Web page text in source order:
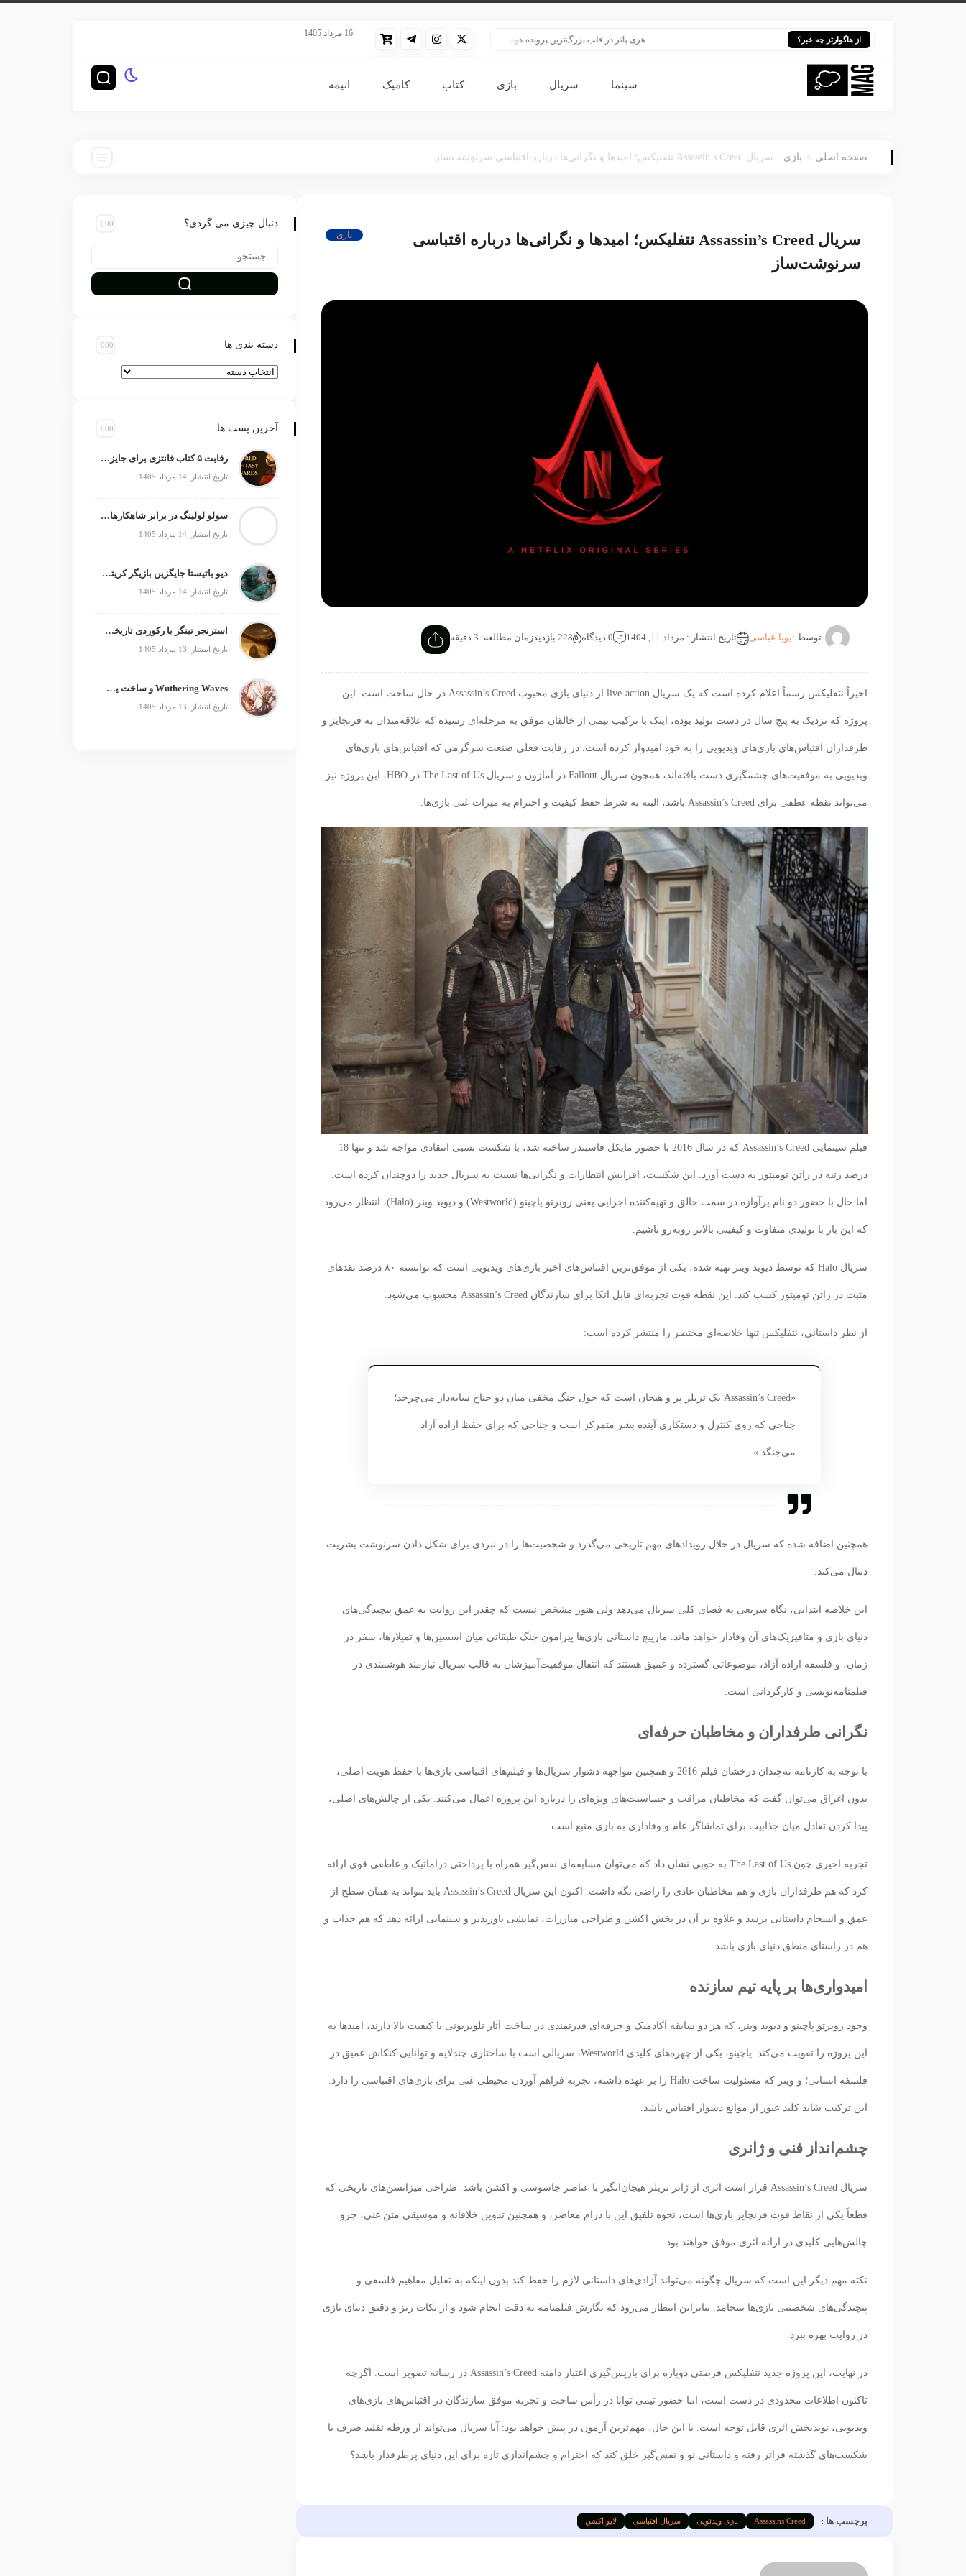
از هاگوارتز چه خبر؟ هری پاتر در قلب بزرگ‌ترین پرونده هوش مصنوعی HBO سنت قدیمی خود را برای پخش سریال هری پاتر تغییر داد
16 مرداد 1405
سینما سریال بازی کتاب کامیک انیمه
صفحه اصلی > بازی : سریال Assassin’s Creed نتفلیکس؛ امیدها و نگرانی‌ها درباره اقتباسی سرنوشت‌ساز
سریال Assassin’s Creed نتفلیکس؛ امیدها و نگرانی‌ها درباره اقتباسی
سرنوشت‌ساز
بازی
توسط :پویا عباسی تاریخ انتشار : مرداد 11, 1404 0 دیدگاه 228 بازدید زمان مطالعه: 3 دقیقه
اخیراً نتفلیکس رسماً اعلام کرده است که یک سریال live-action از دنیای بازی محبوب Assassin’s Creed در حال ساخت است. این
پروژه که نزدیک به پنج سال در دست تولید بوده، اینک با ترکیب تیمی از خالقان موفق به مرحله‌ای رسیده که علاقه‌مندان به فرنچایز و
طرفداران اقتباس‌های بازی‌های ویدیویی را به خود امیدوار کرده است. در رقابت فعلی صنعت سرگرمی که اقتباس‌های بازی‌های
ویدیویی به موفقیت‌های چشمگیری دست یافته‌اند، همچون سریال Fallout در آمازون و سریال The Last of Us در HBO، این پروژه نیز
می‌تواند نقطه عطفی برای Assassin’s Creed باشد، البته به شرط حفظ کیفیت و احترام به میراث غنی بازی‌ها.
فیلم سینمایی Assassin’s Creed که در سال 2016 با حضور مایکل فاسبندر ساخته شد، با شکست نسبی انتقادی مواجه شد و تنها 18
درصد رتبه در راتن تومیتوز به دست آورد. این شکست، افزایش انتظارات و نگرانی‌ها نسبت به سریال جدید را دوچندان کرده است.
اما حال با حضور دو نام پرآوازه در سمت خالق و تهیه‌کننده اجرایی یعنی روبرتو پاچینو (Westworld) و دیوید وینر (Halo)، انتظار می‌رود
که این بار با تولیدی متفاوت و کیفیتی بالاتر روبه‌رو باشیم.
سریال Halo که توسط دیوید وینر تهیه شده، یکی از موفق‌ترین اقتباس‌های اخیر بازی‌های ویدیویی است که توانسته ۸۰ درصد نقدهای
مثبت در راتن تومیتوز کسب کند. این نقطه قوت تجربه‌ای قابل اتکا برای سازندگان Assassin’s Creed محسوب می‌شود.
از نظر داستانی، نتفلیکس تنها خلاصه‌ای مختصر را منتشر کرده است:
«Assassin’s Creed یک تریلر پر و هیجان است که حول جنگ مخفی میان دو جناح سایه‌دار می‌چرخد؛
جناحی که روی کنترل و دستکاری آینده بشر متمرکز است و جناحی که برای حفظ اراده آزاد
می‌جنگد.»
همچنین اضافه شده که سریال در خلال رویدادهای مهم تاریخی می‌گذرد و شخصیت‌ها را در نبردی برای شکل دادن سرنوشت بشریت
دنبال می‌کند.
این خلاصه ابتدایی، نگاه سریعی به فضای کلی سریال می‌دهد ولی هنوز مشخص نیست که چقدر این روایت به عمق پیچیدگی‌های
دنیای بازی و متافیزیک‌های آن وفادار خواهد ماند. مارپیچ داستانی بازی‌ها پیرامون جنگ طبقاتی میان اسسین‌ها و تمپلارها، سفر در
زمان، و فلسفه اراده آزاد، موضوعاتی گسترده و عمیق هستند که انتقال موفقیت‌آمیزشان به قالب سریال نیازمند هوشمندی در
فیلمنامه‌نویسی و کارگردانی است.
نگرانی طرفداران و مخاطبان حرفه‌ای
با توجه به کارنامه نه‌چندان درخشان فیلم 2016 و همچنین مواجهه دشوار سریال‌ها و فیلم‌های اقتباسی بازی‌ها با حفظ هویت اصلی،
بدون اغراق می‌توان گفت که مخاطبان مراقب و حساسیت‌های ویژه‌ای را درباره این پروژه اعمال می‌کنند. یکی از چالش‌های اصلی،
پیدا کردن تعادل میان جذابیت برای تماشاگر عام و وفاداری به بازی منبع است.
تجربه اخیری چون The Last of Us به خوبی نشان داد که می‌توان مسابقه‌ای نفس‌گیر همراه با پرداختی دراماتیک و عاطفی قوی ارائه
کرد که هم طرفداران بازی و هم مخاطبان عادی را راضی نگه داشت. اکنون این سریال Assassin’s Creed باید بتواند به همان سطح از
عمق و انسجام داستانی برسد و علاوه بر آن در بخش اکشن و طراحی مبارزات، نمایشی باورپذیر و سینمایی ارائه دهد که هم جذاب و
هم در راستای منطق دنیای بازی باشد.
امیدواری‌ها بر پایه تیم سازنده
وجود روبرتو پاچینو و دیوید وینر، که هر دو سابقه آکادمیک و حرفه‌ای قدرتمندی در ساخت آثار تلویزیونی با کیفیت بالا دارند، امیدها به
این پروژه را تقویت می‌کند. پاچینو، یکی از چهره‌های کلیدی Westworld، سریالی است با ساختاری چندلایه و توانایی کنکاش عمیق در
فلسفه انسانی؛ و وینر که مسئولیت ساخت Halo را بر عهده داشته، تجربه فراهم آوردن محیطی غنی برای بازی‌های اقتباسی را دارد.
این ترکیب شاید کلید عبور از موانع دشوار اقتباس باشد.
چشم‌انداز فنی و ژانری
سریال Assassin’s Creed قرار است اثری از ژانر تریلر هیجان‌انگیز با عناصر جاسوسی و اکشن باشد. طراحی میزانسن‌های تاریخی که
قطعاً یکی از نقاط قوت فرنچایز بازی‌ها است، نحوه تلفیق این با درام معاصر، و همچنین تدوین خلاقانه و موسیقی متن غنی، جزو
چالش‌هایی کلیدی در ارائه اثری موفق خواهند بود.
نکته مهم دیگر این است که سریال چگونه می‌تواند آزادی‌های داستانی لازم را حفظ کند بدون اینکه به تقلیل مفاهیم فلسفی و
پیچیدگی‌های شخصیتی بازی‌ها بینجامد. بنابراین انتظار می‌رود که نگارش فیلمنامه به دقت انجام شود و از نکات ریز و دقیق دنیای بازی
در روایت بهره ببرد.
در نهایت، این پروژه جدید نتفلیکس فرصتی دوباره برای بازپس‌گیری اعتبار دامنه Assassin’s Creed در رسانه تصویر است. اگرچه
تاکنون اطلاعات محدودی در دست است، اما حضور تیمی توانا در رأس ساخت و تجربه موفق سازندگان در اقتباس‌های بازی‌های
ویدیویی، نویدبخش اثری قابل توجه است. با این حال، مهم‌ترین آزمون در پیش خواهد بود: آیا سریال می‌تواند از ورطه تقلید صرف یا
شکست‌های گذشته فراتر رفته و داستانی نو و نفس‌گیر خلق کند که احترام و چشم‌اندازی تازه برای این دنیای پرطرفدار باشد؟
برچسب ها : Assassins Creed بازی ویدئویی سریال اقتباسی لایو اکشن
دنبال چیزی می گردی؟
دسته بندی ها
آخرین پست ها
رقابت ۵ کتاب فانتزی برای جایزه جهانی ۲۰۲۶
تاریخ انتشار: 14 مرداد 1405
سولو لولینگ در برابر شاهکارهای انیمه؛ چه چیزی کم دارد؟
تاریخ انتشار: 14 مرداد 1405
دیو باتیستا جایگزین بازیگر کریتوس می‌شود؟
تاریخ انتشار: 14 مرداد 1405
استرنجر تینگز با رکوردی تاریخی صدرنشین شد
تاریخ انتشار: 13 مرداد 1405
Wuthering Waves و ساخت یک فرنچایز بزرگ؛ از بازی تا انیمه
تاریخ انتشار: 13 مرداد 1405